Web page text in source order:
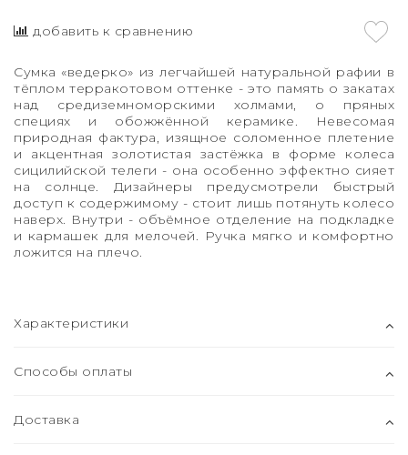
добавить к сравнению
Сумка «ведерко» из легчайшей натуральной рафии в
тёплом терракотовом оттенке - это память о закатах
над средиземноморскими холмами, о пряных
специях и обожжённой керамике. Невесомая
природная фактура, изящное соломенное плетение
и акцентная золотистая застёжка в форме колеса
сицилийской телеги - она особенно эффектно сияет
на солнце. Дизайнеры предусмотрели быстрый
доступ к содержимому - стоит лишь потянуть колесо
наверх. Внутри - объёмное отделение на подкладке
и кармашек для мелочей. Ручка мягко и комфортно
ложится на плечо.
Характеристики
Способы оплаты
Доставка